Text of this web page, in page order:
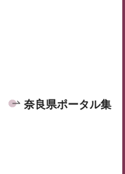
奈良県ポータル集